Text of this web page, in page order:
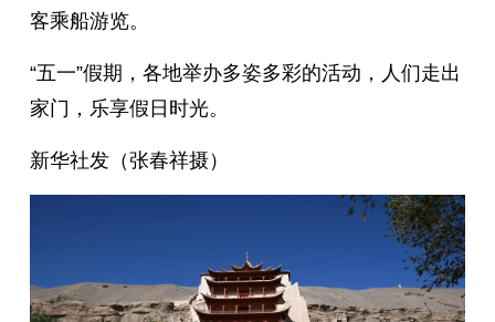
客乘船游览。
“五一”假期，各地举办多姿多彩的活动，人们走出
家门，乐享假日时光。
新华社发（张春祥摄）